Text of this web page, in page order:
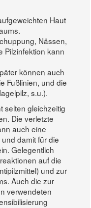
Haut
Nässen,
Pilzinfektion kann
können auch
Fußlinien, und die
s.u.).
selten gleichzeitig
Die verletzte
auch eine
damit für die
Gelegentlich
auf die
und zur
Auch die zur
verwendeten